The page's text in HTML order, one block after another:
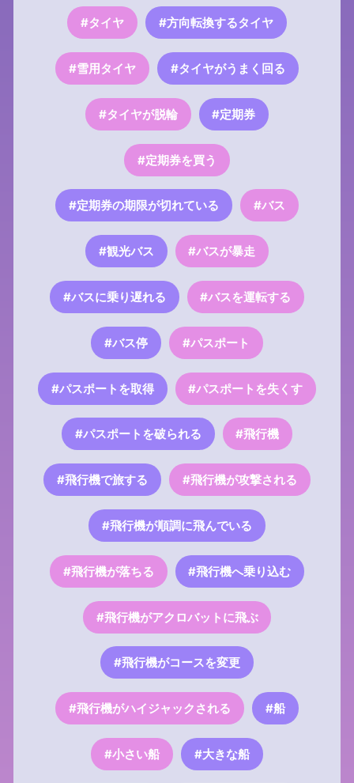
#タイヤ #方向転換するタイヤ
#雪用タイヤ #タイヤがうまく回る
#タイヤが脱輪 #定期券
#定期券を買う
#定期券の期限が切れている #バス
#観光バス #バスが暴走
#バスに乗り遅れる #バスを運転する
#バス停 #パスポート
#パスポートを取得 #パスポートを失くす
#パスポートを破られる #飛行機
#飛行機で旅する #飛行機が攻撃される
#飛行機が順調に飛んでいる
#飛行機が落ちる #飛行機へ乗り込む
#飛行機がアクロバットに飛ぶ
#飛行機がコースを変更
#飛行機がハイジャックされる #船
#小さい船 #大きな船